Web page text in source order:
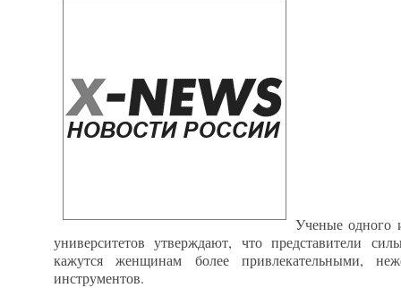
Ученые одного
университетов утверждают, что представители
кажутся женщинам более привлекательными,
инструментов.